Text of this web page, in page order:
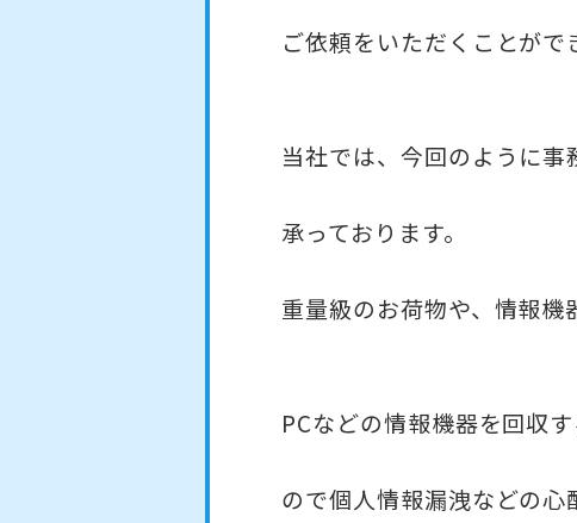
ご依頼をいただくことがで
当社では、今回のように
承っております。
重量級のお荷物や、情報機
PCなどの情報機器を回収
ので個人情報漏洩などの心